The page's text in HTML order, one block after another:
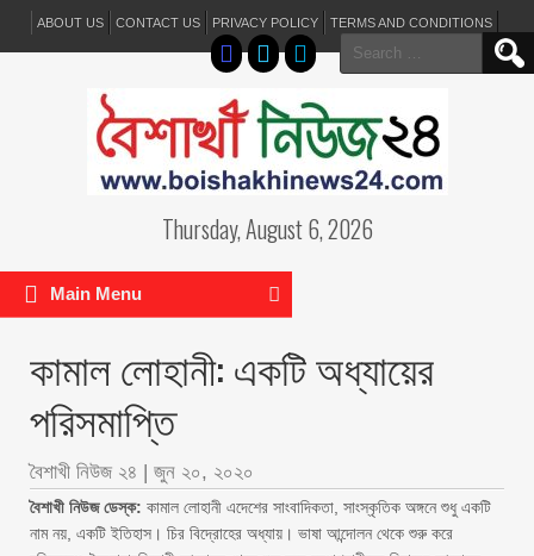
ABOUT US CONTACT US PRIVACY POLICY TERMS AND CONDITIONS
Search
for:
Thursday, August 6, 2026
Main Menu
কামাল লোহানী: একটি অধ্যায়ের
পরিসমাপ্তি
বৈশাখী নিউজ ২৪ | জুন ২০, ২০২০
বৈশাখী নিউজ ডেস্ক: কামাল লোহানী এদেশের সাংবাদিকতা, সাংস্কৃতিক অঙ্গনে শুধু একটি
নাম নয়, একটি ইতিহাস। চির বিদ্রোহের অধ্যায়। ভাষা আন্দোলন থেকে শুরু করে